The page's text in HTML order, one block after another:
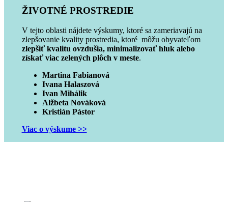
ŽIVOTNÉ PROSTREDIE
V tejto oblasti nájdete výskumy, ktoré sa zameriavajú na
zlepšovanie kvality prostredia, ktoré môžu obyvateľom
zlepšiť kvalitu ovzdušia, minimalizovať hluk alebo
získať viac zelených plôch v meste.
Martina Fabianová
Ivana Halaszová
Ivan Mihálik
Alžbeta Nováková
Kristián Pástor
Viac o výskume >>